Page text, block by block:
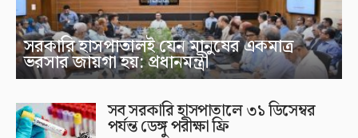
সরকারি হাসপাতালই যেন মানুষের একমাত্র
ভরসার জায়গা হয়: প্রধানমন্ত্রী
সব সরকারি হাসপাতালে ৩১ ডিসেম্বর
পর্যন্ত ডেঙ্গু পরীক্ষা ফ্রি